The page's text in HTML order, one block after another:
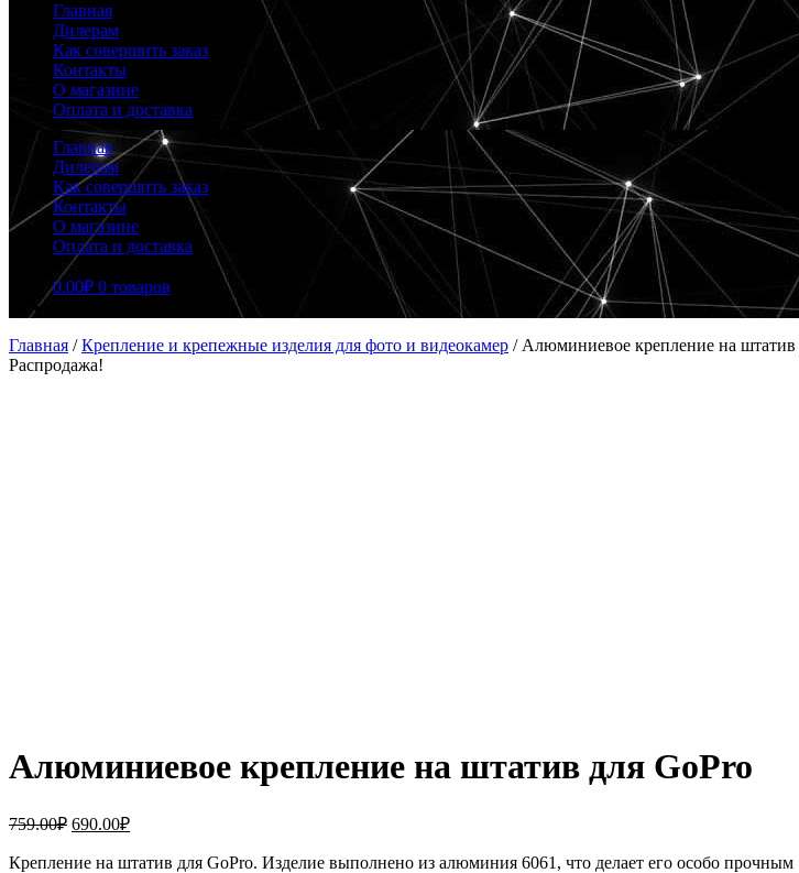
Главная
Дилерам
Как совершить заказ
Контакты
О магазине
Оплата и доставка
Главная
Дилерам
Как совершить заказ
Контакты
О магазине
Оплата и доставка
0.00₽ 0 товаров
Главная /Крепление и крепежные изделия для фото и видеокамер / Алюминиевое крепление на штатив
Распродажа!
Алюминиевое крепление на штатив для GoPro
759.00₽ Первоначальная
составляла
690.00₽Текущая
690.00₽.
Крепление на штатив для GoPro. Изделие выполнено из алюминия 6061, что делает его особо прочным